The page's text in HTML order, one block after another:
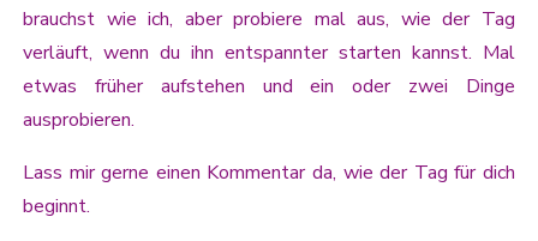
brauchst wie ich, aber probiere mal aus, wie der Tag
verläuft, wenn du ihn entspannter starten kannst. Mal
etwas früher aufstehen und ein oder zwei Dinge
ausprobieren.
Lass mir gerne einen Kommentar da, wie der Tag für dich
beginnt.